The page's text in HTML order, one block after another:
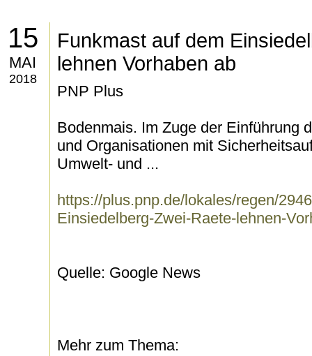
15
MAI
2018
Funkmast auf dem
lehnen Vorhaben ab
PNP Plus
Bodenmais. Im Zuge der Einführung
und Organisationen mit
Umwelt- und ...
https://plus.pnp.de/lokales/regen/
Einsiedelberg-Zwei-Raete-lehnen-
Quelle: Google News
Mehr zum Thema: